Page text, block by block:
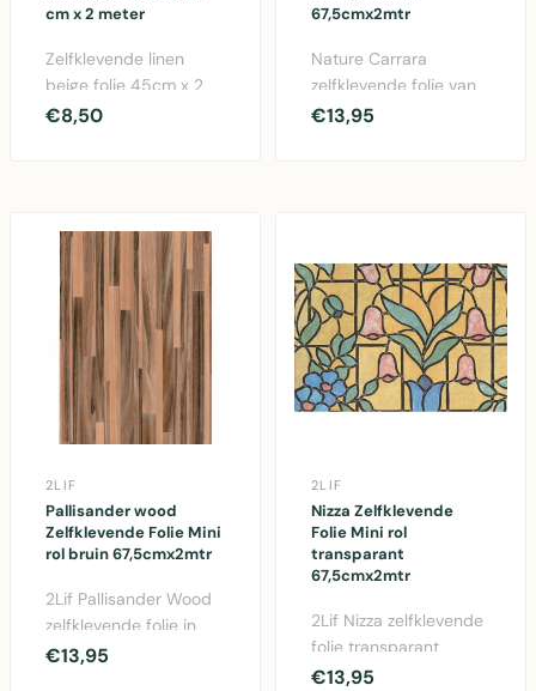
cm x 2 meter
Zelfklevende linen
beige folie 45cm x 2
meter van 2Lif voor het
€8,50
67,5cmx2mtr
Nature Carrara
zelfklevende folie van
2Lif in wit — PVC folie
€13,95
2LIF
Pallisander wood
Zelfklevende Folie Mini
rol bruin 67,5cmx2mtr
2Lif Pallisander Wood
zelfklevende folie in
bruin. Mini rol van
€13,95
2LIF
Nizza Zelfklevende
Folie Mini rol
transparant
67,5cmx2mtr
2Lif Nizza zelfklevende
folie transparant
67,5cm x 2m - Perfect
€13,95